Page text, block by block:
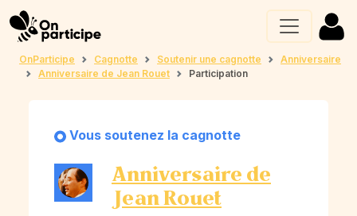
OnParticipe Cagnotte Soutenir une cagnotte
Anniversaire
Anniversaire de Jean Rouet
Participation
Vous soutenez la cagnotte
Anniversaire de
Jean Rouet